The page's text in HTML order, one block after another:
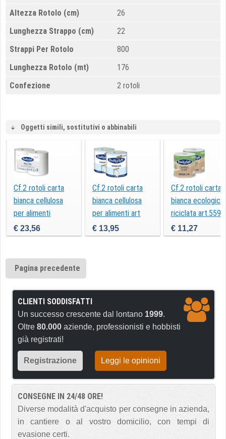
Altezza Rotolo (cm)
26
Lunghezza Strappo (cm)
22
Strappi Per Rotolo
800
Lunghezza Rotolo (mt)
176
Confezione
2 rotoli
Oggetti simili, sostitutivi o abbinabili
Cf.2 rotoli carta
bianca cellulosa
per alimenti
Premium art
57670
€ 23,56
Cf.2 rotoli carta
bianca cellulosa
per alimenti art
55850
€ 13,95
Cf.2 rotoli carta
bianca ecologica
riciclata
€ 11,27
Pagina precedente
CLIENTI SODDISFATTI
Un successo crescente dal lontano 1999.
Oltre 80.000 aziende, professionisti e hobbisti
già registrati!
Registrazione Leggi le opinioni
CONSEGNE IN 24/48 ORE!
Diverse modalità d'acquisto per consegne in azienda,
in cantiere o al vostro domicilio, con tempi di
evasione certi.